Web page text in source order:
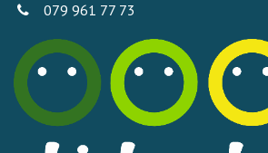
079 961 77 73